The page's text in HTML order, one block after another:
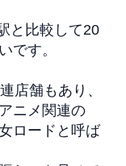
と比較して20
です。
店舗もあり、
ニメ関連の
ロードと呼ば